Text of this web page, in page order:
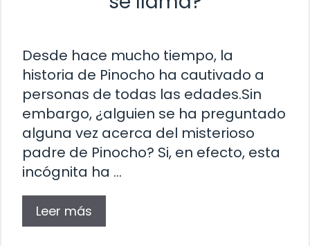
Desde hace mucho tiempo, la
historia de Pinocho ha cautivado a
personas de todas las edades.Sin
embargo, ¿alguien se ha preguntado
alguna vez acerca del misterioso
padre de Pinocho? Si, en efecto, esta
incógnita ha …
Leer más